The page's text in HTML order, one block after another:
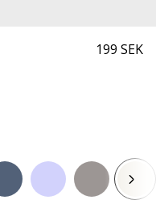
199 SEK